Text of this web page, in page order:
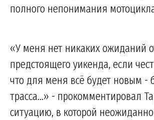
полного непонимания
«У меня нет никаких ожиданий
предстоящего уикенда, если
что для меня всё будет новым -
трасса...» - прокомментировал
ситуацию, в которой